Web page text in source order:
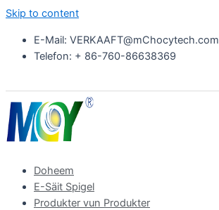
Skip to content
E-Mail: VERKAAFT@mChocytech.com
Telefon: + 86-760-86638369
Doheem
E-Säit Spigel
Produkter vun Produkter